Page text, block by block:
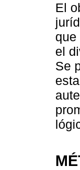
El
que
el
Se